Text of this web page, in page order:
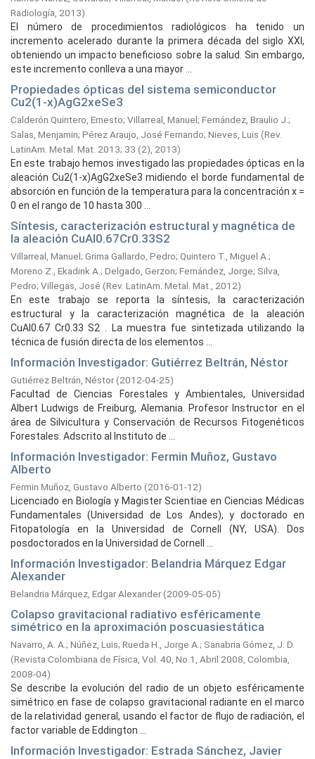
Radiología, 2013)
El número de procedimientos radiológicos ha tenido un
incremento acelerado durante la primera década del siglo XXI,
obteniendo un impacto beneficioso sobre la salud. Sin embargo,
este incremento conlleva a una mayor ...
Propiedades ópticas del sistema semiconductor
Cu2(1-x)AgG2xeSe3
Calderón Quintero, Ernesto; Villarreal, Manuel; Fernández, Braulio J. ;
Salas, Menjamin; Pérez Araujo, José Fernando; Nieves, Luis (Rev.
LatinAm. Metal. Mat. 2013; 33 (2), 2013)
En este trabajo hemos investigado las propiedades ópticas en la
aleación Cu2(1-x)AgG2xeSe3 midiendo el borde fundamental de
absorción en función de la temperatura para la concentración x =
0 en el rango de 10 hasta 300 ...
Síntesis, caracterización estructural y magnética de
la aleación CuAl0.67Cr0.33S2
Villarreal, Manuel; Grima Gallardo, Pedro; Quintero T., Miguel A. ;
Moreno Z., Ekadink A. ; Delgado, Gerzon; Fernández, Jorge; Silva,
Pedro; Villegas, José (Rev. LatinAm. Metal. Mat., 2012)
En este trabajo se reporta la síntesis, la caracterización
estructural y la caracterización magnética de la aleación
CuAl0.67 Cr0.33 S2 . La muestra fue sintetizada utilizando la
técnica de fusión directa de los elementos ...
Información Investigador: Gutiérrez Beltrán, Néstor
Gutiérrez Beltrán, Néstor(2012-04-25)
Facultad de Ciencias Forestales y Ambientales, Universidad
Albert Ludwigs de Freiburg, Alemania. Profesor Instructor en el
área de Silvicultura y Conservación de Recursos Fitogenéticos
Forestales. Adscrito al Instituto de ...
Información Investigador: Fermin Muñoz, Gustavo
Alberto
Fermin Muñoz, Gustavo Alberto (2016-01-12)
Licenciado en Biología y Magister Scientiae en Ciencias Médicas
Fundamentales (Universidad de Los Andes), y doctorado en
Fitopatología en la Universidad de Cornell (NY, USA). Dos
posdoctorados en la Universidad de Cornell ...
Información Investigador: Belandria Márquez Edgar
Alexander
Belandria Márquez, Edgar Alexander(2009-05-05)
Colapso gravitacional radiativo esféricamente
simétrico en la aproximación poscuasiestática
Navarro, A. A. ; Núñez, Luis; Rueda H., Jorge A. ; Sanabria Gómez, J. D.
(Revista Colombiana de Física, Vol. 40, No.1, Abril 2008, Colombia,
2008-04)
Se describe la evolución del radio de un objeto esféricamente
simétrico en fase de colapso gravitacional radiante en el marco
de la relatividad general, usando el factor de flujo de radiación, el
factor variable de Eddington ...
Información Investigador: Estrada Sánchez, Javier